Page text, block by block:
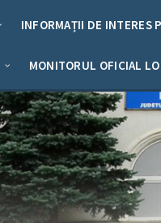
INFORMAȚII DE INTERES
MONITORUL OFICIAL